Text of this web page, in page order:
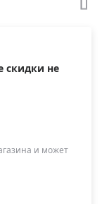
скидки не
и может